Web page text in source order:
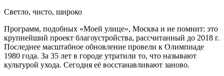
Светло, чисто, широко
Программ, подобных «Моей улице», Москва и не помнит: это
крупнейший проект благоустройства, рассчитанный до 2018 г.
Последнее масштабное обновление провели к Олимпиаде
1980 года. За 35 лет в городе утратили то, что называют
культурой ухода. Сегодня её восстанавливают заново.